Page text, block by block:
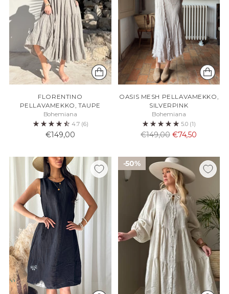
FLORENTINO
PELLAVAMEKKO, TAUPE
Bohemiana
4.7 (6)
€149,00
OASIS MESH PELLAVAMEKKO,
SILVERPINK
Bohemiana
5.0 (1)
Normaali
€149,00 €74,50
50%